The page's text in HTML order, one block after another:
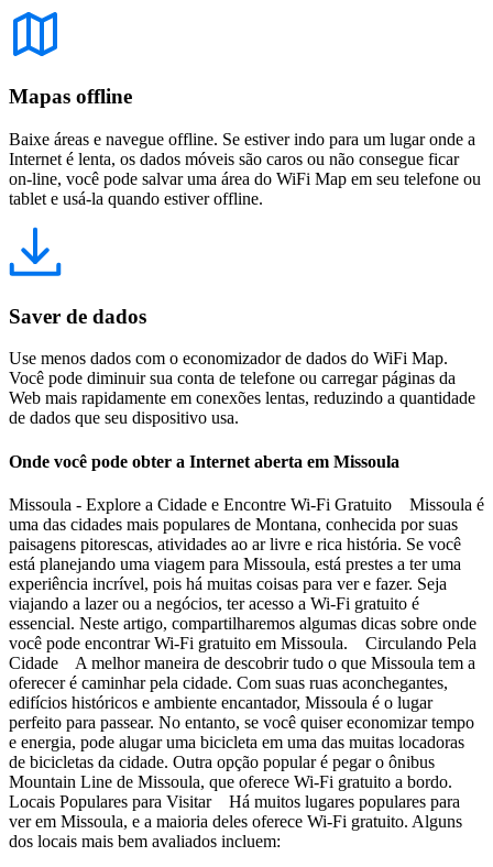
Mapas offline
Baixe áreas e navegue offline. Se estiver indo para um lugar onde a
Internet é lenta, os dados móveis são caros ou não consegue ficar
on-line, você pode salvar uma área do WiFi Map em seu telefone ou
tablet e usá-la quando estiver offline.
Saver de dados
Use menos dados com o economizador de dados do WiFi Map.
Você pode diminuir sua conta de telefone ou carregar páginas da
Web mais rapidamente em conexões lentas, reduzindo a quantidade
de dados que seu dispositivo usa.
Onde você pode obter a Internet aberta em Missoula
Missoula - Explore a Cidade e Encontre Wi-Fi Gratuito Missoula é
uma das cidades mais populares de Montana, conhecida por suas
paisagens pitorescas, atividades ao ar livre e rica história. Se você
está planejando uma viagem para Missoula, está prestes a ter uma
experiência incrível, pois há muitas coisas para ver e fazer. Seja
viajando a lazer ou a negócios, ter acesso a Wi-Fi gratuito é
essencial. Neste artigo, compartilharemos algumas dicas sobre onde
você pode encontrar Wi-Fi gratuito em Missoula. Circulando Pela
Cidade A melhor maneira de descobrir tudo o que Missoula tem a
oferecer é caminhar pela cidade. Com suas ruas aconchegantes,
edifícios históricos e ambiente encantador, Missoula é o lugar
perfeito para passear. No entanto, se você quiser economizar tempo
e energia, pode alugar uma bicicleta em uma das muitas locadoras
de bicicletas da cidade. Outra opção popular é pegar o ônibus
Mountain Line de Missoula, que oferece Wi-Fi gratuito a bordo.
Locais Populares para Visitar Há muitos lugares populares para
ver em Missoula, e a maioria deles oferece Wi-Fi gratuito. Alguns
dos locais mais bem avaliados incluem: